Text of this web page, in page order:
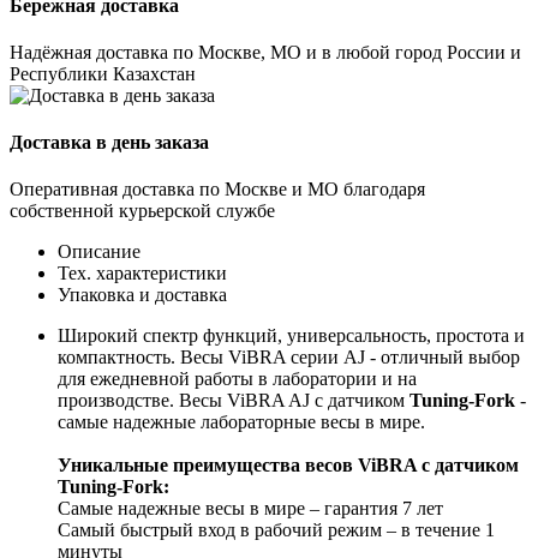
Бережная доставка
Надёжная доставка по Москве, МО и в любой город России и
Республики Казахстан
Доставка в день заказа
Оперативная доставка по Москве и МО благодаря
собственной курьерской службе
Описание
Тех. характеристики
Упаковка и доставка
Широкий спектр функций, универсальность, простота и
компактность. Весы ViBRA серии AJ - отличный выбор
для ежедневной работы в лаборатории и на
производстве. Весы ViBRA AJ с датчиком Tuning-Fork -
самые надежные лабораторные весы в мире.
Уникальные преимущества весов ViBRA с датчиком
Tuning-Fork:
Самые надежные весы в мире – гарантия 7 лет
Самый быстрый вход в рабочий режим – в течение 1
минуты